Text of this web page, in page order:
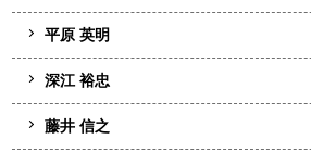
平原 英明
深江 裕忠
藤井 信之